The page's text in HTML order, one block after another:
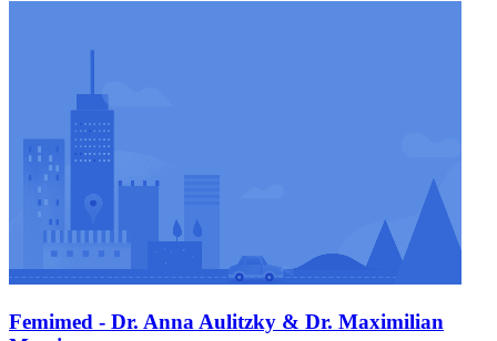
Femimed - Dr. Anna Aulitzky & Dr. Maximilian